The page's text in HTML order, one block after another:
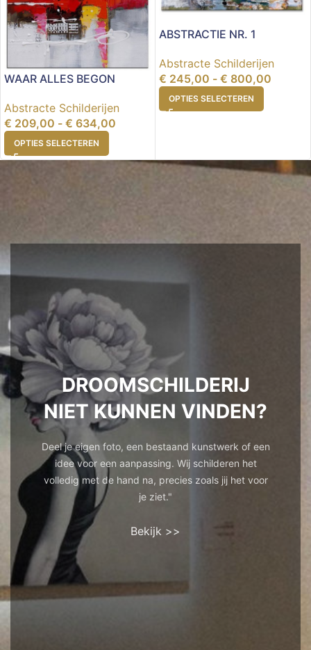
WAAR ALLES BEGON
Abstracte Schilderijen
€ 209,00 - € 634,00
OPTIES SELECTEREN
ABSTRACTIE NR. 1
Abstracte Schilderijen
€ 245,00 - € 800,00
OPTIES SELECTEREN
DROOMSCHILDERIJ
NIET KUNNEN VINDEN?
Deel je eigen foto, een bestaand kunstwerk of een
idee voor een aanpassing. Wij schilderen het
volledig met de hand na, precies zoals jij het voor
je ziet."
Bekijk >>